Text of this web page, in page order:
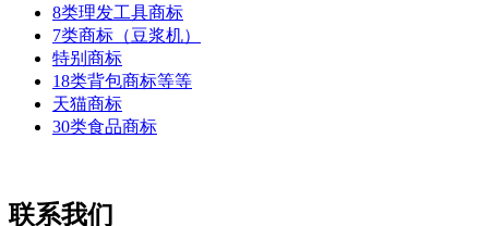
8类理发工具商标
7类商标（豆浆机）
特别商标
18类背包商标等等
天猫商标
30类食品商标
联系我们